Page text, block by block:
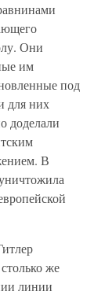
Они
им
под
для них
доделали
В
же
линии